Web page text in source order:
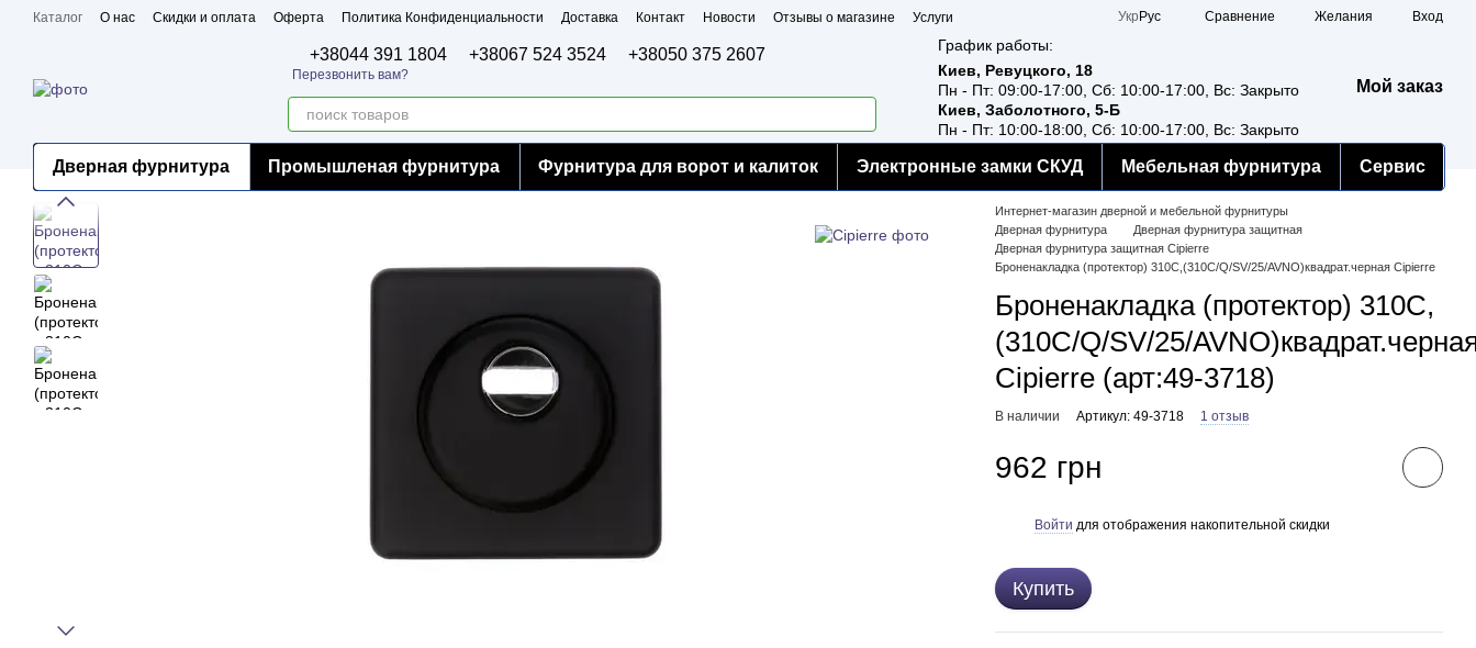
Перейти к основному контенту
Каталог О нас Скидки и оплата Оферта Политика Конфиденциальности Доставка Контакт Новости Отзывы о магазине
Услуги
Укр Рус Сравнение Желания Вход
+38044 391 1804 +38067 524 3524 +38050 375 2607
Перезвонить вам?
График работы:
Киев, Ревуцкого, 18
Пн - Пт: 09:00-17:00, Сб: 10:00-17:00, Вс: Закрыто
Киев, Заболотного, 5-Б
Пн - Пт: 10:00-18:00, Сб: 10:00-17:00, Вс: Закрыто
Мой заказ
Дверная фурнитура Промышленая фурнитура Фурнитура для ворот и калиток Электронные замки СКУД Мебельная фурнитура Сервис
Интернет-магазин дверной и мебельной фурнитуры
Дверная фурнитура
Дверная фурнитура защитная
Дверная фурнитура защитная Cipierre
Броненакладка (протектор) 310С,(310C/Q/SV/25/AVNO)квадрат.черная Cipierre
Броненакладка (протектор) 310С,
(310C/Q/SV/25/
Cipierre (арт:49-3718)
В наличии Артикул: 49-3718 1 отзыв
962 грн
Войти для отображения накопительной скидки
Купить